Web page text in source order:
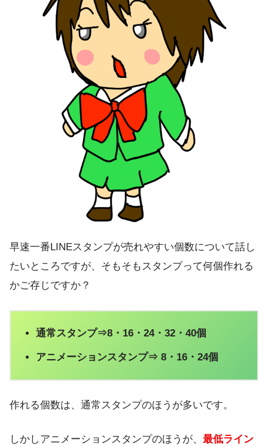
早速一番LINEスタンプが売れやすい個数について話し
たいところですが、そもそもスタンプって何個作れる
かご存じですか？
通常スタンプ⇒8・16・24・32・40個
アニメーションスタンプ⇒ 8・16・24個
作れる個数は、通常スタンプのほうが多いです。
しかしアニメーションスタンプのほうが、 最低ライン